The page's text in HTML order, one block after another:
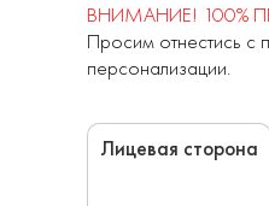
ВНИМАНИЕ! 100%
Просим отнестись с
персонализации.
Лицевая сторона